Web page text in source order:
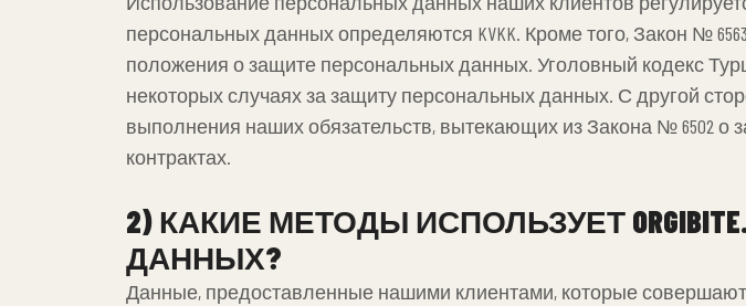
персональных данных определяются KVKK. Кроме того, Закон №
положения о защите персональных данных. Уголовный кодекс
некоторых случаях за защиту персональных данных. С другой
выполнения наших обязательств, вытекающих из Закона № 6502
контрактах.
2) КАКИЕ МЕТОДЫ ИСПОЛЬЗУЕТ
ДАННЫХ?
Данные, предоставленные нашими клиентами, которые совершают